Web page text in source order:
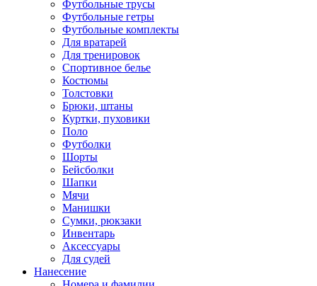
Футбольные трусы
Футбольные гетры
Футбольные комплекты
Для вратарей
Для тренировок
Спортивное белье
Костюмы
Толстовки
Брюки, штаны
Куртки, пуховики
Поло
Футболки
Шорты
Бейсболки
Шапки
Мячи
Манишки
Сумки, рюкзаки
Инвентарь
Аксессуары
Для судей
Нанесение